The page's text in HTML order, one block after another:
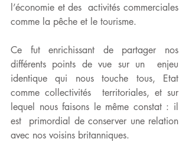
l’économie et des  activités commerciales
comme la pêche et le tourisme.
Ce fut enrichissant de partager nos
différents points de vue sur un  enjeu
identique qui nous touche tous, Etat
comme collectivités  territoriales, et sur
lequel nous faisons le même constat : il
est  primordial de conserver une relation
avec nos voisins britanniques.